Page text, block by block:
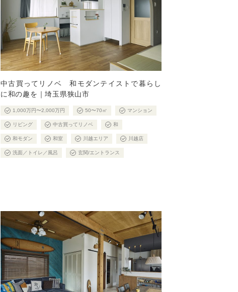
中古買ってリノベ 和モダンテイストで暮らし
に和の趣を｜埼玉県狭山市
1,000万円〜2,000万円 50〜70㎡ マンション
リビング 中古買ってリノベ 和
和モダン 和室 川越エリア 川越店
洗面／トイレ／風呂 玄関/エントランス